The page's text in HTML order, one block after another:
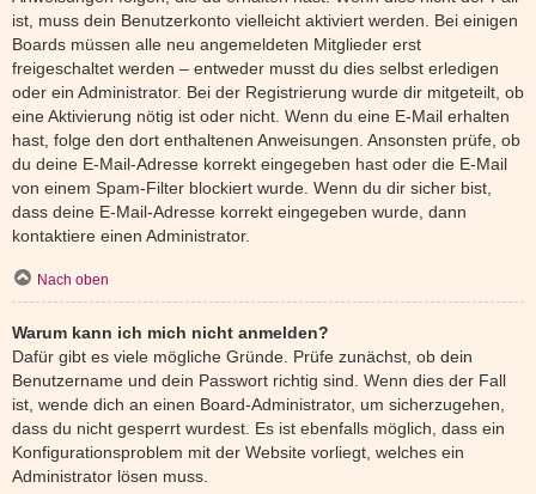
ist, muss dein Benutzerkonto vielleicht aktiviert werden. Bei einigen
Boards müssen alle neu angemeldeten Mitglieder erst
freigeschaltet werden – entweder musst du dies selbst erledigen
oder ein Administrator. Bei der Registrierung wurde dir mitgeteilt, ob
eine Aktivierung nötig ist oder nicht. Wenn du eine E-Mail erhalten
hast, folge den dort enthaltenen Anweisungen. Ansonsten prüfe, ob
du deine E-Mail-Adresse korrekt eingegeben hast oder die E-Mail
von einem Spam-Filter blockiert wurde. Wenn du dir sicher bist,
dass deine E-Mail-Adresse korrekt eingegeben wurde, dann
kontaktiere einen Administrator.
Nach oben
Warum kann ich mich nicht anmelden?
Dafür gibt es viele mögliche Gründe. Prüfe zunächst, ob dein
Benutzername und dein Passwort richtig sind. Wenn dies der Fall
ist, wende dich an einen Board-Administrator, um sicherzugehen,
dass du nicht gesperrt wurdest. Es ist ebenfalls möglich, dass ein
Konfigurationsproblem mit der Website vorliegt, welches ein
Administrator lösen muss.